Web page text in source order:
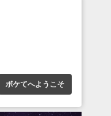
ボケてへようこそ